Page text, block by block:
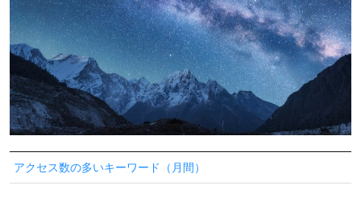
アクセス数の多いキーワード（月間）